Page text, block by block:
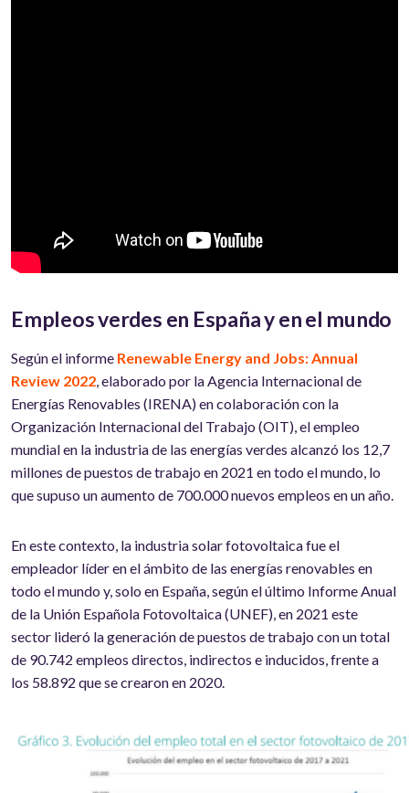
Empleos verdes en España y en el mundo
Según el informe Renewable Energy and Jobs: Annual
Review 2022, elaborado por la Agencia Internacional de
Energías Renovables (IRENA) en colaboración con la
Organización Internacional del Trabajo (OIT), el empleo
mundial en la industria de las energías verdes alcanzó los 12,7
millones de puestos de trabajo en 2021 en todo el mundo, lo
que supuso un aumento de 700.000 nuevos empleos en un año.
En este contexto, la industria solar fotovoltaica fue el
empleador líder en el ámbito de las energías renovables en
todo el mundo y, solo en España, según el último Informe Anual
de la Unión Española Fotovoltaica (UNEF), en 2021 este
sector lideró la generación de puestos de trabajo con un total
de 90.742 empleos directos, indirectos e inducidos, frente a
los 58.892 que se crearon en 2020.